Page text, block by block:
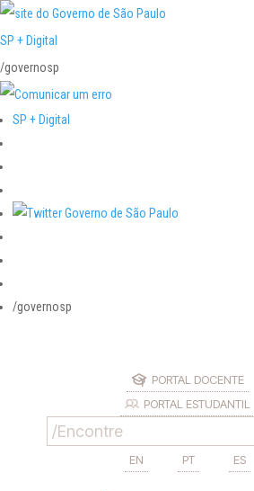
SP + Digital
/governosp
SP + Digital
/governosp
PORTAL DOCENTE
PORTAL ESTUDANTIL
EN PT ES